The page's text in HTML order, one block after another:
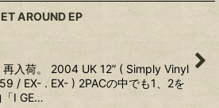
AROUND EP
入荷。 2004 UK 12” ( Simply Vinyl
/ EX- . EX- ) 2PACの中でも1、2を
「I GE…